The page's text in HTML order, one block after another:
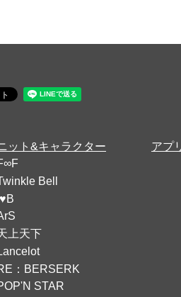
ット&キャラクター
Bell
I♥B
上天下
：BERSERK
STAR
アプ